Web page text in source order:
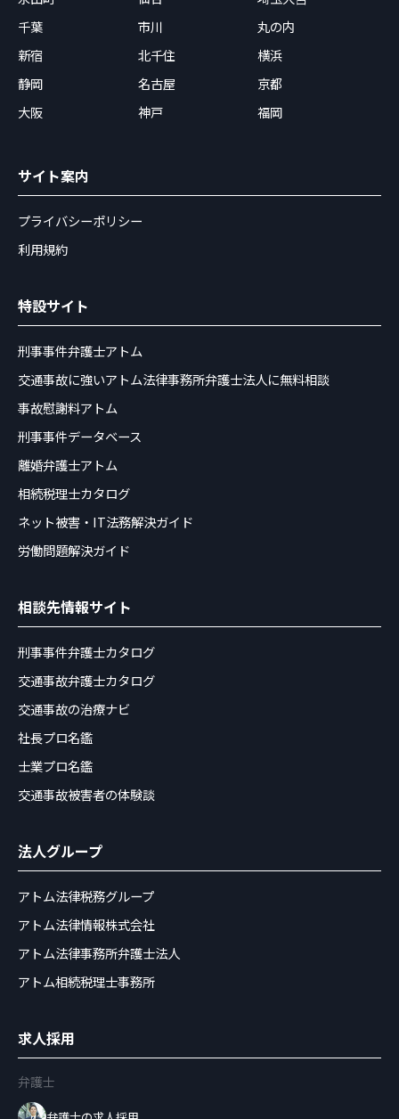
千葉
市川
丸の内
新宿
北千住
横浜
静岡
名古屋
京都
大阪
神戸 福岡
サイト案内
プライバシーポリシー
利用規約
特設サイト
刑事事件弁護士アトム
交通事故に強いアトム法律事務所弁護士法人に無料相談
事故慰謝料アトム
刑事事件データベース
離婚弁護士アトム
相続税理士カタログ
ネット被害・IT法務解決ガイド
労働問題解決ガイド
相談先情報サイト
刑事事件弁護士カタログ
交通事故弁護士カタログ
交通事故の治療ナビ
社長プロ名鑑
士業プロ名鑑
交通事故被害者の体験談
法人グループ
アトム法律税務グループ
アトム法律情報株式会社
アトム法律事務所弁護士法人
アトム相続税理士事務所
求人採用
弁護士